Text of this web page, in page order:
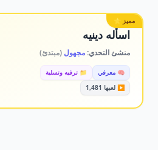
مميز ⭐
اسأله دينيه
منشئ التحدي:مجهول (مبتدئ)
🧠 معرفي
📁 ترفيه وتسلية
▶️ لعبها 1,481